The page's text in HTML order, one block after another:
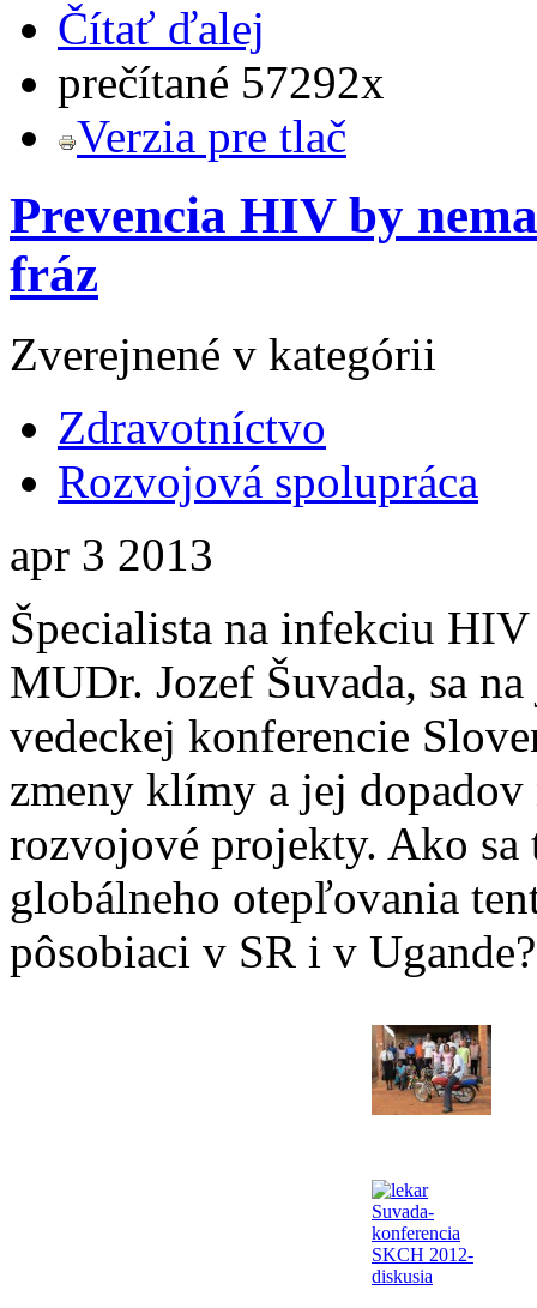
Čítať ďalej
prečítané 57292x
Verzia pre tlač
Prevencia HIV by
fráz
Zverejnené v kategórii
Zdravotníctvo
Rozvojová spolupráca
apr 3 2013
Špecialista na infekciu
MUDr. Jozef Šuvada, sa
vedeckej konferencie
zmeny klímy a jej
rozvojové projekty. Ako sa
globálneho otepľovania
pôsobiaci v SR i v Ugande?